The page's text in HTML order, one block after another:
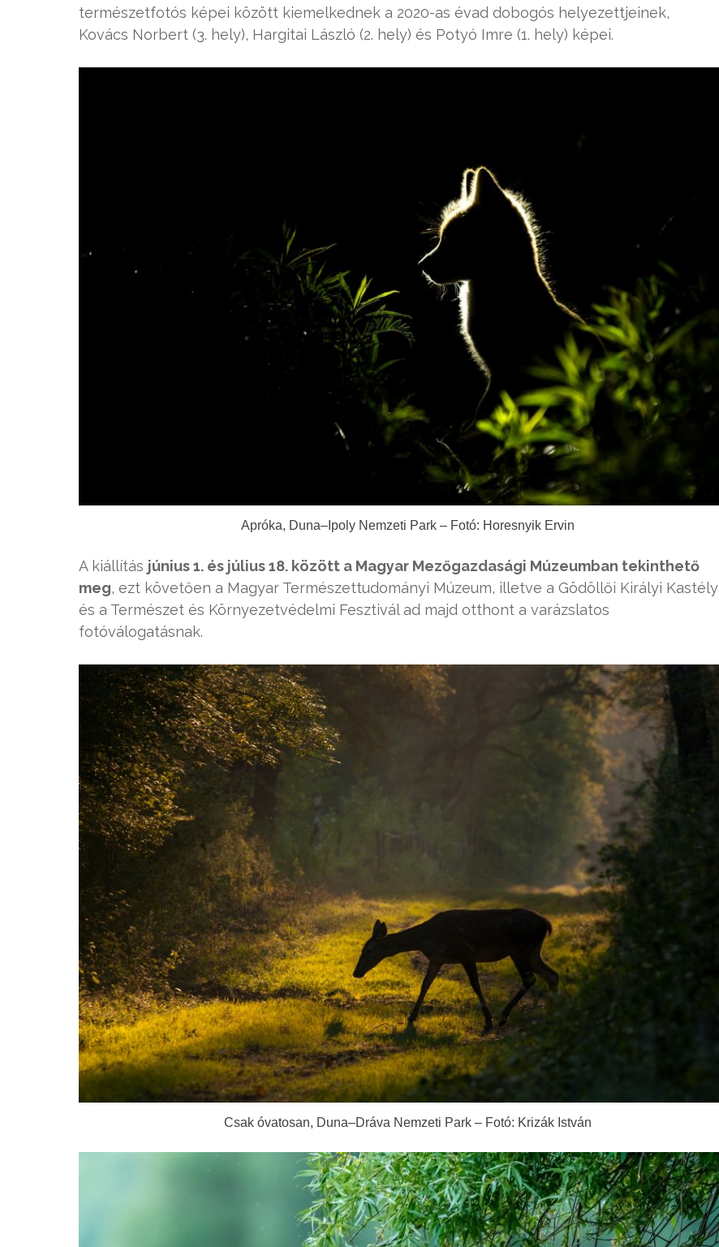
természetfotós képei között kiemelkednek a 2020-as évad dobogós helyezettjeinek,
Kovács Norbert (3. hely), Hargitai László (2. hely) és Potyó Imre (1. hely) képei.
Apróka, Duna–Ipoly Nemzeti Park – Fotó: Horesnyik Ervin
A kiállítás június 1. és július 18. között a Magyar Mezőgazdasági Múzeumban tekinthető
meg, ezt követően a Magyar Természettudományi Múzeum, illetve a Gödöllői Királyi Kastély
és a Természet és Környezetvédelmi Fesztivál ad majd otthont a varázslatos
fotóválogatásnak.
Csak óvatosan, Duna–Dráva Nemzeti Park – Fotó: Krizák István